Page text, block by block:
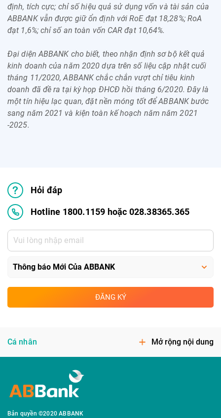
định, tích cực; chỉ số hiệu quả sử dụng vốn và tài sản của
ABBANK vẫn được giữ ổn định với RoE đạt 18,28%; RoA
đạt 1,6%; chỉ số an toàn vốn CAR đạt 10,64%.
Đại diện ABBANK cho biết, theo nhận định sơ bộ kết quả
kinh doanh của năm 2020 dựa trên số liệu cập nhật cuối
tháng 11/2020, ABBANK chắc chắn vượt chỉ tiêu kinh
doanh đã đề ra tại kỳ họp ĐHCĐ hồi tháng 6/2020. Đây là
một tín hiệu lạc quan, đặt nền móng tốt để ABBANK bước
sang năm 2021 và kiện toàn kế hoạch năm năm 2021
-2025.
Hỏi đáp
Hotline 1800.1159 hoặc 028.38365.365
ĐĂNG KÝ
Cá nhân Mở rộng nội dung
Bản quyền ©2020 ABBANK